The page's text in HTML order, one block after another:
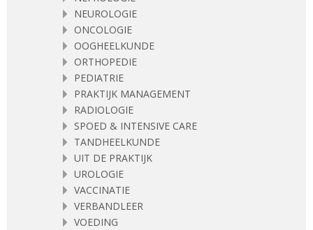
NEUROLOGIE
ONCOLOGIE
OOGHEELKUNDE
ORTHOPEDIE
PEDIATRIE
PRAKTIJK MANAGEMENT
RADIOLOGIE
SPOED & INTENSIVE CARE
TANDHEELKUNDE
UIT DE PRAKTIJK
UROLOGIE
VACCINATIE
VERBANDLEER
VOEDING